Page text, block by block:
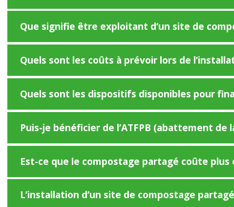
Que signifie être exploitant d’un site de
Quels sont les coûts à prévoir lors de
Quels sont les dispositifs disponibles pour
Puis-je bénéficier de l’ATFPB (abattement
Est-ce que le compostage partagé coûte plus
L’installation d’un site de compostage